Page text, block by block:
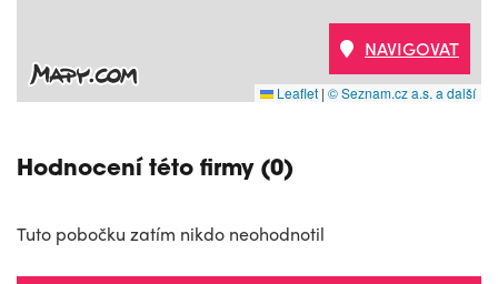
Leaflet | © Seznam.cz a.s. a další
NAVIGOVAT
Hodnocení této firmy (0)
Tuto pobočku zatím nikdo neohodnotil